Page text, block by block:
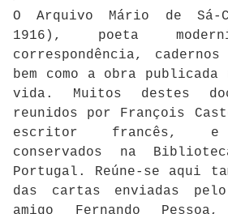
O Arquivo Mário de Sá-
1916), poeta
correspondência,
bem como a obra publicada
vida. Muitos destes
reunidos por François
escritor francês, e
conservados na
Portugal. Reúne-se aqui
das cartas enviadas
amigo Fernando